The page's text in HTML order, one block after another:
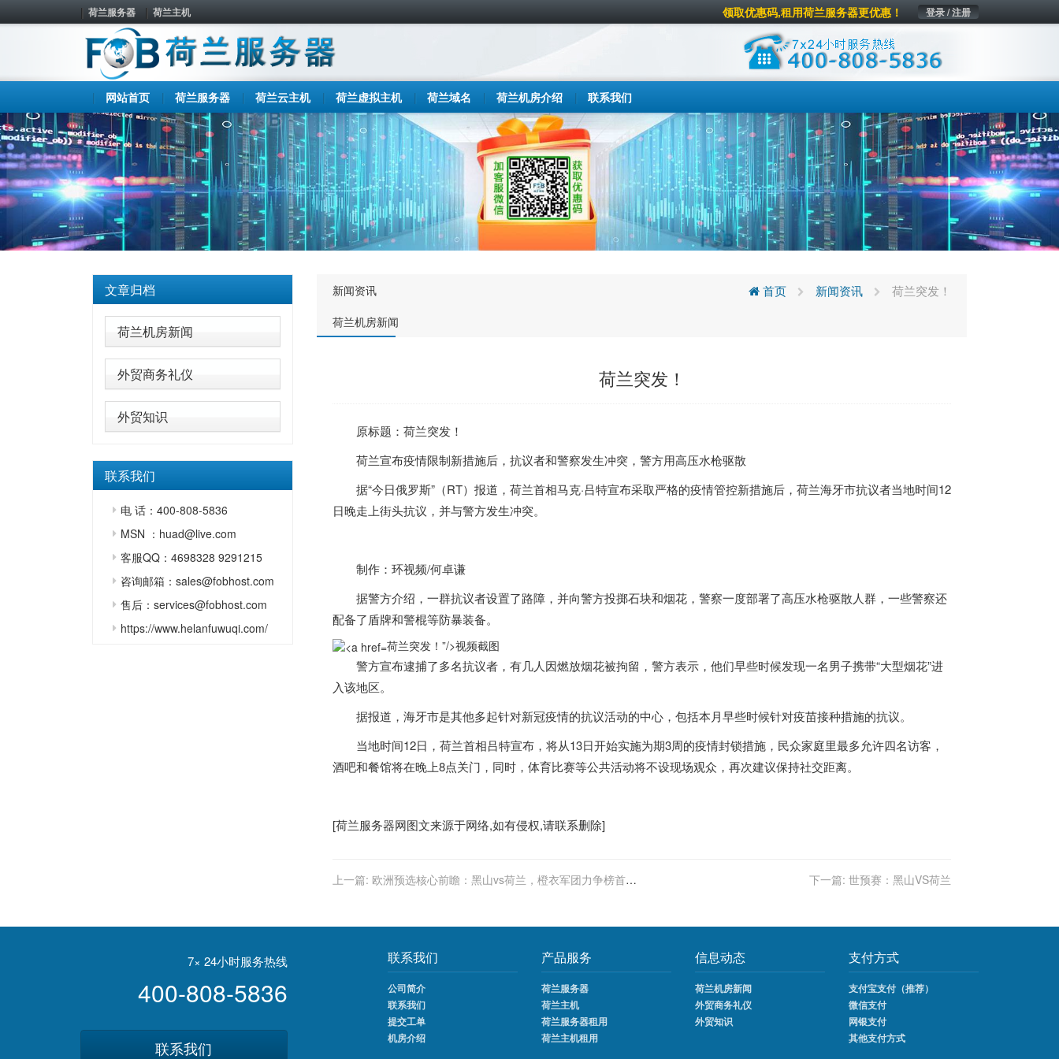
荷兰服务器 荷兰主机 登录 / 注册
领取优惠码,租用荷兰服务器更优惠！
网站首页 荷兰服务器 荷兰云主机 荷兰虚拟主机 荷兰域名 荷兰机房介绍 联系我们
文章归档
荷兰机房新闻
外贸商务礼仪
外贸知识
联系我们
电 话：400-808-5836
MSN ：huad@live.com
客服QQ：4698328 9291215
咨询邮箱：sales@fobhost.com
售后：services@fobhost.com
https://www.helanfuwuqi.com/
新闻资讯
荷兰机房新闻
首页 新闻资讯 荷兰突发！
荷兰突发！
原标题： 荷兰突发！
荷兰宣布疫情限制新措施后，抗议者和警察发生冲突，警方用高压水枪驱散
据“今日俄罗斯”（RT）报道， 荷兰首相马克·吕特宣布采取严格的疫情管控新措施后， 荷兰海牙市抗议者当地时间12
日晚走上街头抗议，并与警方发生冲突。
制作：环视频/何卓谦
据警方介绍，一群抗议者设置了路障，并向警方投掷石块和烟花，警察一度部署了高压水枪驱散人群，一些警察还
配备了盾牌和警棍等防暴装备。
荷兰突发！”/>视频截图
警方宣布逮捕了多名抗议者，有几人因燃放烟花被拘留，警方表示，他们早些时候发现一名男子携带“大型烟花”进
入该地区。
据报道，海牙市是其他多起针对新冠疫情的抗议活动的中心，包括本月早些时候针对疫苗接种措施的抗议。
当地时间12日， 荷兰首相吕特宣布，将从13日开始实施为期3周的疫情封锁措施，民众家庭里最多允许四名访客，
酒吧和餐馆将在晚上8点关门，同时，体育比赛等公共活动将不设现场观众，再次建议保持社交距离。
[荷兰服务器网图文来源于网络,如有侵权,请联系删除]
上一篇: 欧洲预选核心前瞻：黑山vs荷兰，橙衣军团力争榜首，
下一篇: 世预赛：黑山VS荷兰
7× 24小时服务热线
400-808-5836
联系我们
联系我们
公司简介
联系我们
提交工单
机房介绍
产品服务
荷兰服务器
荷兰主机
荷兰服务器租用
荷兰主机租用
信息动态
荷兰机房新闻
外贸商务礼仪
外贸知识
支付方式
支付宝支付（推荐）
微信支付
网银支付
其他支付方式